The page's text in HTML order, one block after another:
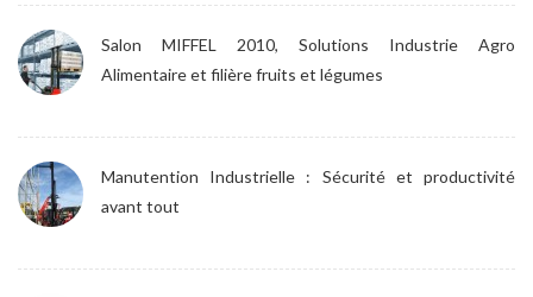
Salon MIFFEL 2010, Solutions Industrie Agro
Alimentaire et filière fruits et légumes
Manutention Industrielle : Sécurité et productivité
avant tout